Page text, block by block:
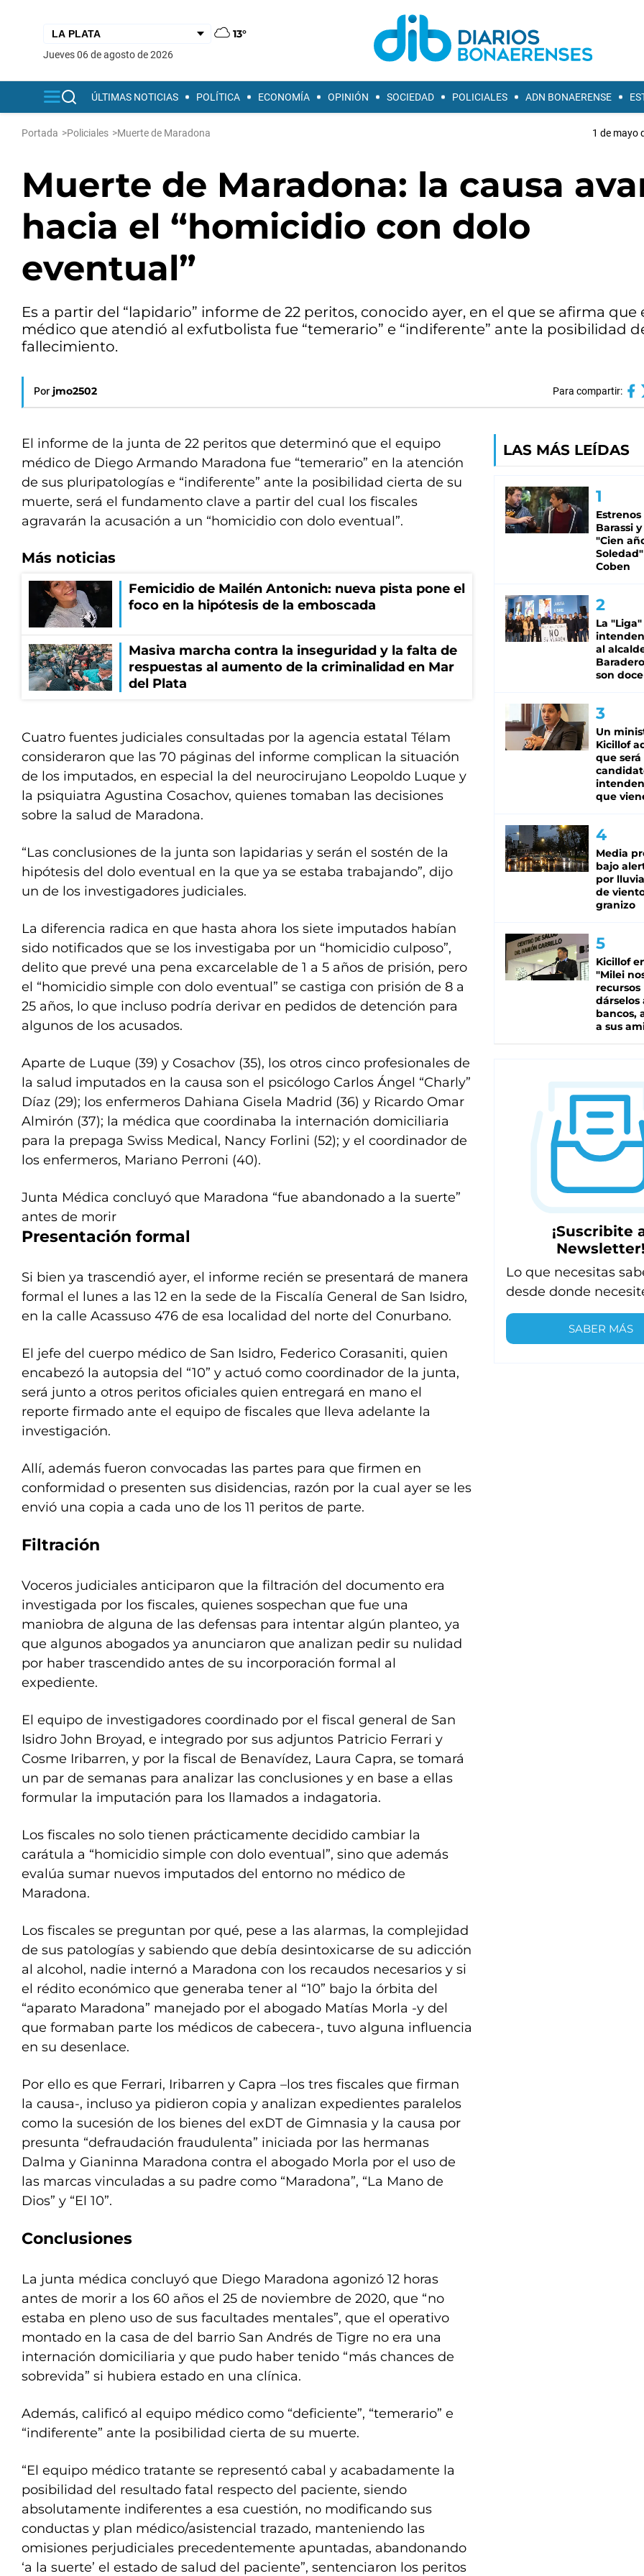
13°
jueves 06 de agosto de 2026
ÚLTIMAS NOTICIAS POLÍTICA ECONOMÍA OPINIÓN SOCIEDAD POLICIALES ADN BONAERENSE
Portada >Policiales >Muerte de Maradona 1 de mayo
Muerte de Maradona: la causa
hacia el “homicidio con dolo
eventual”
Es a partir del “lapidario” informe de 22 peritos, conocido ayer, en el que se afirma que
médico que atendió al exfutbolista fue “temerario” e “indiferente” ante la posibilidad
fallecimiento.
Por jmo2502 Para compartir:
El informe de la junta de 22 peritos que determinó que el equipo
médico de Diego Armando Maradona fue “temerario” en la atención
de sus pluripatologías e “indiferente” ante la posibilidad cierta de su
muerte, será el fundamento clave a partir del cual los fiscales
agravarán la acusación a un “homicidio con dolo eventual”.
Más noticias
Femicidio de Mailén Antonich: nueva pista pone el
foco en la hipótesis de la emboscada
Masiva marcha contra la inseguridad y la falta de
respuestas al aumento de la criminalidad en Mar
del Plata
Cuatro fuentes judiciales consultadas por la agencia estatal Télam
consideraron que las 70 páginas del informe complican la situación
de los imputados, en especial la del neurocirujano Leopoldo Luque y
la psiquiatra Agustina Cosachov, quienes tomaban las decisiones
sobre la salud de Maradona.
“Las conclusiones de la junta son lapidarias y serán el sostén de la
hipótesis del dolo eventual en la que ya se estaba trabajando”, dijo
un de los investigadores judiciales.
La diferencia radica en que hasta ahora los siete imputados habían
sido notificados que se los investigaba por un “homicidio culposo”,
delito que prevé una pena excarcelable de 1 a 5 años de prisión, pero
el “homicidio simple con dolo eventual” se castiga con prisión de 8 a
25 años, lo que incluso podría derivar en pedidos de detención para
algunos de los acusados.
Aparte de Luque (39) y Cosachov (35), los otros cinco profesionales de
la salud imputados en la causa son el psicólogo Carlos Ángel “Charly”
Díaz (29); los enfermeros Dahiana Gisela Madrid (36) y Ricardo Omar
Almirón (37); la médica que coordinaba la internación domiciliaria
para la prepaga Swiss Medical, Nancy Forlini (52); y el coordinador de
los enfermeros, Mariano Perroni (40).
Junta Médica concluyó que Maradona “fue abandonado a la suerte”
antes de morir
Presentación formal
Si bien ya trascendió ayer, el informe recién se presentará de manera
formal el lunes a las 12 en la sede de la Fiscalía General de San Isidro,
en la calle Acassuso 476 de esa localidad del norte del Conurbano.
El jefe del cuerpo médico de San Isidro, Federico Corasaniti, quien
encabezó la autopsia del “10” y actuó como coordinador de la junta,
será junto a otros peritos oficiales quien entregará en mano el
reporte firmado ante el equipo de fiscales que lleva adelante la
investigación.
Allí, además fueron convocadas las partes para que firmen en
conformidad o presenten sus disidencias, razón por la cual ayer se les
envió una copia a cada uno de los 11 peritos de parte.
Filtración
Voceros judiciales anticiparon que la filtración del documento era
investigada por los fiscales, quienes sospechan que fue una
maniobra de alguna de las defensas para intentar algún planteo, ya
que algunos abogados ya anunciaron que analizan pedir su nulidad
por haber trascendido antes de su incorporación formal al
expediente.
El equipo de investigadores coordinado por el fiscal general de San
Isidro John Broyad, e integrado por sus adjuntos Patricio Ferrari y
Cosme Iribarren, y por la fiscal de Benavídez, Laura Capra, se tomará
un par de semanas para analizar las conclusiones y en base a ellas
formular la imputación para los llamados a indagatoria.
Los fiscales no solo tienen prácticamente decidido cambiar la
carátula a “homicidio simple con dolo eventual”, sino que además
evalúa sumar nuevos imputados del entorno no médico de
Maradona.
Los fiscales se preguntan por qué, pese a las alarmas, la complejidad
de sus patologías y sabiendo que debía desintoxicarse de su adicción
al alcohol, nadie internó a Maradona con los recaudos necesarios y si
el rédito económico que generaba tener al “10” bajo la órbita del
“aparato Maradona” manejado por el abogado Matías Morla -y del
que formaban parte los médicos de cabecera-, tuvo alguna influencia
en su desenlace.
Por ello es que Ferrari, Iribarren y Capra –los tres fiscales que firman
la causa-, incluso ya pidieron copia y analizan expedientes paralelos
como la sucesión de los bienes del exDT de Gimnasia y la causa por
presunta “defraudación fraudulenta” iniciada por las hermanas
Dalma y Gianinna Maradona contra el abogado Morla por el uso de
las marcas vinculadas a su padre como “Maradona”, “La Mano de
Dios” y “El 10”.
Conclusiones
La junta médica concluyó que Diego Maradona agonizó 12 horas
antes de morir a los 60 años el 25 de noviembre de 2020, que “no
estaba en pleno uso de sus facultades mentales”, que el operativo
montado en la casa de del barrio San Andrés de Tigre no era una
internación domiciliaria y que pudo haber tenido “más chances de
sobrevida” si hubiera estado en una clínica.
Además, calificó al equipo médico como “deficiente”, “temerario” e
“indiferente” ante la posibilidad cierta de su muerte.
“El equipo médico tratante se representó cabal y acabadamente la
posibilidad del resultado fatal respecto del paciente, siendo
absolutamente indiferentes a esa cuestión, no modificando sus
conductas y plan médico/asistencial trazado, manteniendo las
omisiones perjudiciales precedentemente apuntadas, abandonando
‘a la suerte’ el estado de salud del paciente”, sentenciaron los peritos
LAS MÁS LEÍDAS
Barassi
"Cien
Coben
La
al
son doce
Un
Kicillof
que será
que
Media
bajo
por
de
granizo
Kicillof
"Milei
recursos
dárselos
bancos,
a sus
¡Suscribite
Lo que necesitas
desde donde
SABER MÁS